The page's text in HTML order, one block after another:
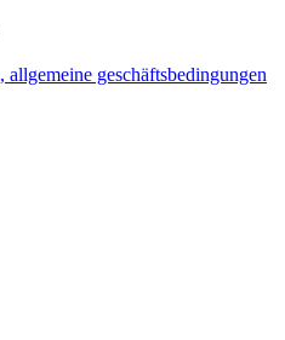
geschäftsbedingungen